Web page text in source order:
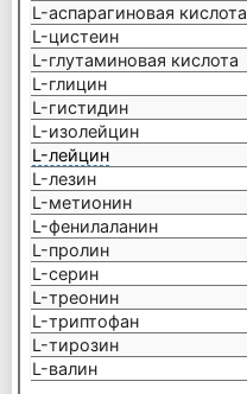
L-аспарагиновая кислота
L-цистеин
L-глутаминовая кислота
L-глицин
L-гистидин
L-изолейцин
L-лейцин
L-лезин
L-метионин
L-фенилаланин
L-пролин
L-серин
L-треонин
L-триптофан
L-тирозин
L-валин